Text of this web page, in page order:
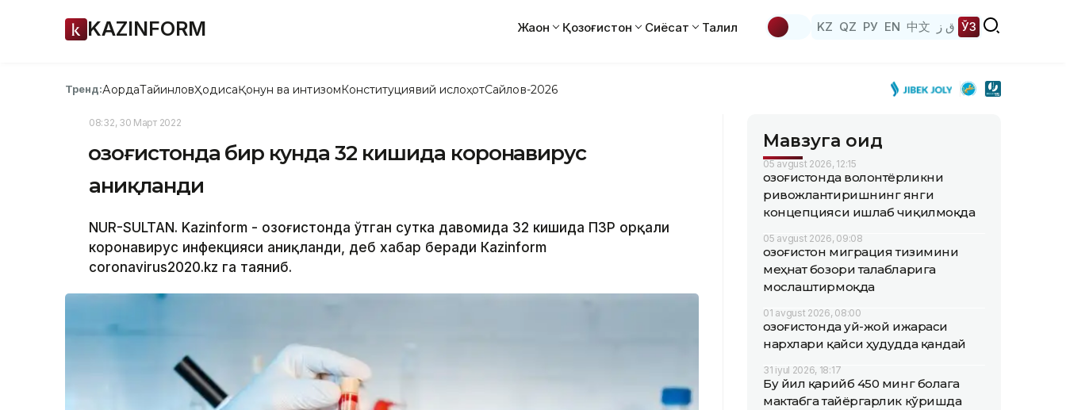
KAZINFORM Жаҳон Қозоғистон Сиёсат Таҳлил KZ QZ РУ EN 中文 ق ز ЎЗ
Тренд:АқордаТайинловҲодисаҚонун ва интизомКонституциявий ислоҳотСайлов-2026
08:32, 30 Март 2022
Қозоғистонда бир кунда 32 кишида коронавирус
аниқланди
NUR-SULTAN. Kazinform - Қозоғистонда ўтган сутка давомида 32 кишида ПЗР орқали
коронавирус инфекцияси аниқланди, деб хабар беради Кazinform
cоronavirus2020.kz га таяниб.
Мавзуга оид
05 avgust 2026, 12:15
Қозоғистонда волонтёрликни
ривожлантиришнинг янги
концепцияси ишлаб чиқилмоқда
05 avgust 2026, 09:08
Қозоғистон миграция тизимини
меҳнат бозори талабларига
мослаштирмоқда
01 avgust 2026, 08:00
Қозоғистонда уй-жой ижараси
нархлари қайси ҳудудда қандай
31 iyul 2026, 18:17
Бу йил қарийб 450 минг болага
мактабга тайёргарлик кўришда